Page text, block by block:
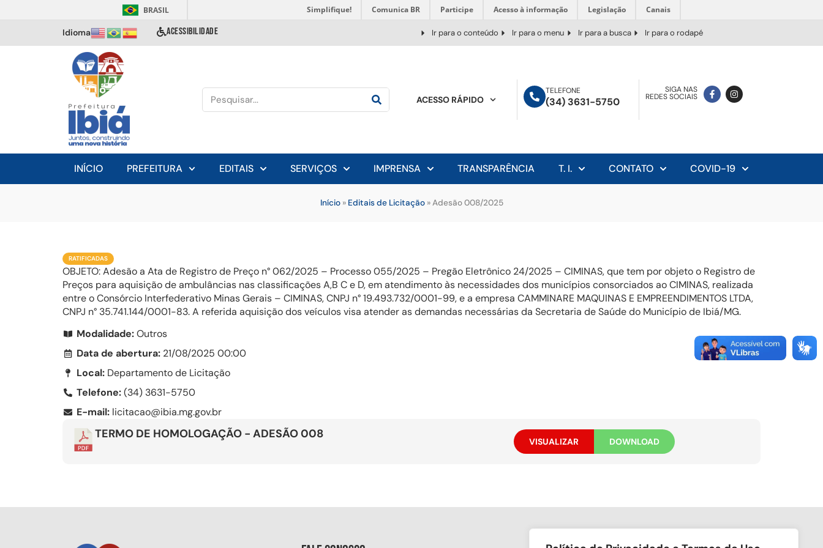
BRASIL Simplifique! Comunica BR Participe Acesso à informação Legislação Canais
Idioma ACESSIBILIDADE Ir para o conteúdo Ir para o menu Ir para a busca Ir para o rodapé
ACESSO RÁPIDO
TELEFONE
(34) 3631-5750
SIGA NAS
REDES SOCIAIS
INÍCIO PREFEITURA EDITAIS SERVIÇOS IMPRENSA TRANSPARÊNCIA T. I. CONTATO COVID-19
Início» Editais de Licitação»Adesão 008/2025
RATIFICADAS
OBJETO: Adesão a Ata de Registro de Preço n° 062/2025 – Processo 055/2025 – Pregão Eletrônico 24/2025 – CIMINAS, que tem por objeto o Registro de
Preços para aquisição de ambulâncias nas classificações A,B C e D, em atendimento às necessidades dos municípios consorciados ao CIMINAS, realizada
entre o Consórcio Interfederativo Minas Gerais – CIMINAS, CNPJ n° 19.493.732/0001-99, e a empresa CAMMINARE MAQUINAS E EMPREENDIMENTOS LTDA,
CNPJ n° 35.741.144/0001-83. A referida aquisição dos veículos visa atender as demandas necessárias da Secretaria de Saúde do Município de Ibiá/MG.
Modalidade:Outros
Data de abertura: 21/08/2025 00:00
Local:Departamento de Licitação
Telefone:(34) 3631-5750
E-mail: licitacao@ibia.mg.gov.br
TERMO DE HOMOLOGAÇÃO - ADESÃO 008
VISUALIZAR DOWNLOAD